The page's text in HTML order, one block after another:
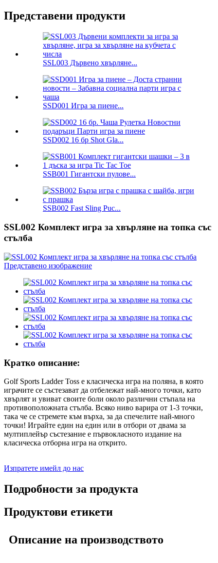
Представени продукти
SSL003 Дървено хвърляне...
SSD001 Игра за пиене...
SSD002 16 бр Shot Gla...
SSB001 Гигантски пулове...
SSB002 Fast Sling Puc...
SSL002 Комплект игра за хвърляне на топка със
стълба
Кратко описание:
Golf Sports Ladder Toss е класическа игра на поляна, в която
играчите се състезават да отбележат най-много точки, като
хвърлят и увиват своите боли около различни стъпала на
противоположната стълба. Всяко ниво варира от 1-3 точки,
така че се стремете към върха, за да спечелите най-много
точки! Играйте един на един или в отбори от двама за
мултиплейър състезание е първокласното издание на
класическа отборна игра на открито.
Изпратете имейл до нас
Подробности за продукта
Продуктови етикети
Описание на производството